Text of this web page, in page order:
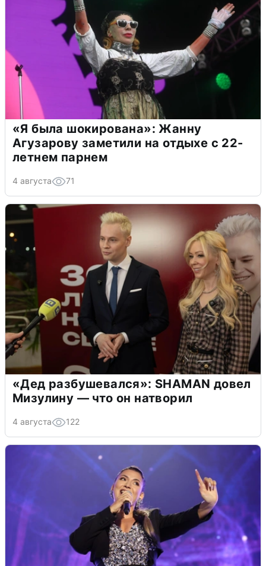
«Я была шокирована»: Жанну
Агузарову заметили на отдыхе с 22-
летнем парнем
4 августа 71
«Дед разбушевался»: SHAMAN довел
Мизулину — что он натворил
4 августа 122